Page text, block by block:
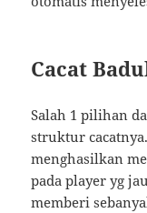
Cacat
Salah 1 pilihan
struktur
menghasilkan
pada player yg
memberi